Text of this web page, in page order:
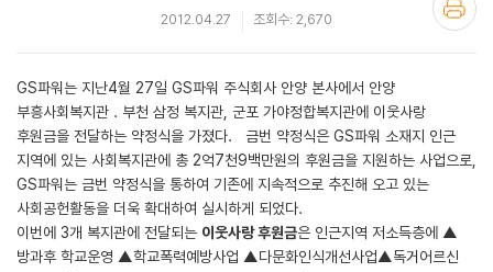
2012.04.27 조회수: 2,670
GS파워는 지난4월 27일 GS파워 주식회사 안양 본사에서 안양
부흥사회복지관 . 부천 삼정 복지관, 군포 가야정합복지관에 이웃사랑
후원금을 전달하는 약정식을 가졌다. 금번 약정식은 GS파워 소재지 인근
지역에 있는 사회복지관에 총 2억7천9백만원의 후원금을 지원하는 사업으로,
GS파워는 금번 약정식을 통하여 기존에 지속적으로 추진해 오고 있는
사회공헌활동을 더욱 확대하여 실시하게 되었다.
이번에 3개 복지관에 전달되는 이웃사랑 후원금은 인근지역 저소득층에 ▲
방과후 학교운영 ▲학교폭력예방사업 ▲다문화인식개선사업▲독거어르신